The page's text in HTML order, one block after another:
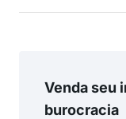
Venda seu
burocracia